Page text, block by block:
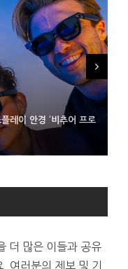
레이 안경 ‘비추어 프로
세서 패키징 대기 중
비하는 오픈AI
더 많은 이들과 공유
여러분의 제보 및 기